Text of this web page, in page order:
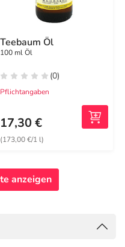
Teebaum Öl
100 ml Öl
(0)
Pflichtangaben
17,30 €
(173,00 €/1 l)
anzeigen